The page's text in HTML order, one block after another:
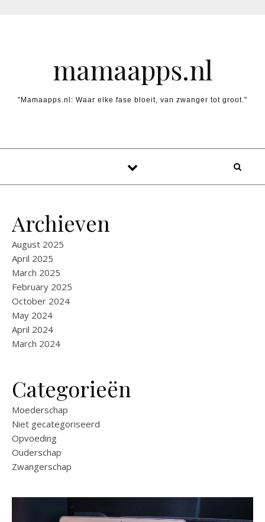
mamaapps.nl
"Mamaapps.nl: Waar elke fase bloeit, van zwanger tot groot."
Archieven
August 2025
April 2025
March 2025
February 2025
October 2024
May 2024
April 2024
March 2024
Categorieën
Moederschap
Niet gecategoriseerd
Opvoeding
Ouderschap
Zwangerschap